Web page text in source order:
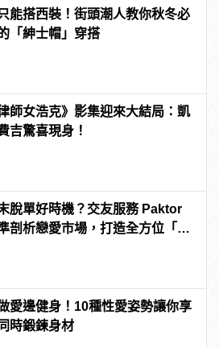
能搭西裝！街頭潮人教你秋冬必
「紳士帽」穿搭
律師女浩克》影集迎來大結局：凱
吉驚喜現身！
脫單好時機？交友服務 Paktor
剖析戀愛市場，打造全方位「情
愛邊健身！10種性愛姿勢讓你享
時鍛鍊身材